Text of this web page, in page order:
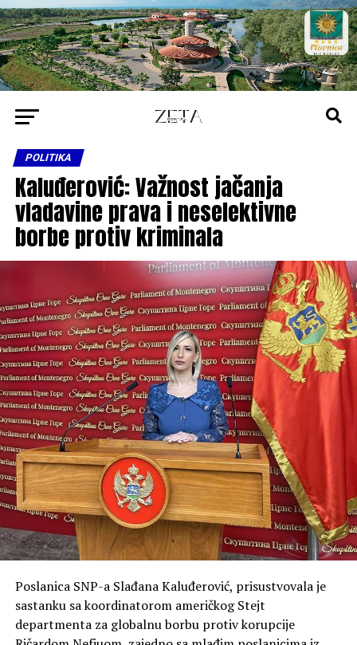
POLITIKA
Kaluđerović: Važnost jačanja
vladavine prava i neselektivne
borbe protiv kriminala
Poslanica SNP-a Slađana Kaluđerović, prisustvovala je
sastanku sa koordinatorom američkog Stejt
departmenta za globalnu borbu protiv korupcije